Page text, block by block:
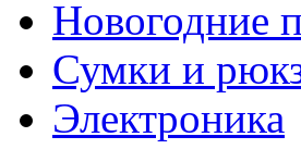
Новогодние
Сумки и
Электроника